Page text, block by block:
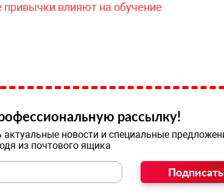
привычки влияют на обучение
рассылку!
новости и специальные
из почтового ящика